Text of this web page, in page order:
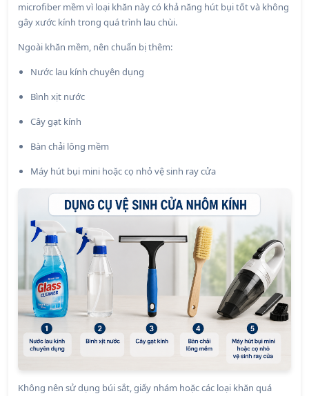
microfiber mềm vì loại khăn này có khả năng hút bụi tốt và không
gây xước kính trong quá trình lau chùi.
Ngoài khăn mềm, nên chuẩn bị thêm:
Nước lau kính chuyên dụng
Bình xịt nước
Cây gạt kính
Bàn chải lông mềm
Máy hút bụi mini hoặc cọ nhỏ vệ sinh ray cửa
Không nên sử dụng búi sắt, giấy nhám hoặc các loại khăn quá